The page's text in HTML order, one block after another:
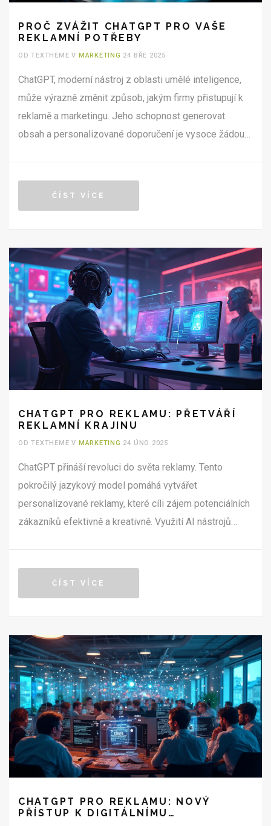
PROČ ZVÁŽIT CHATGPT PRO VAŠE
REKLAMNÍ POTŘEBY
OD TEXTHEME V MARKETING 24 BŘE 2025
ChatGPT, moderní nástroj z oblasti umělé inteligence,
může výrazně změnit způsob, jakým firmy přistupují k
reklamě a marketingu. Jeho schopnost generovat
obsah a personalizované doporučení je vysoce žádoucí
reklamní strategie. Přinese užitečné tipy a triky pro
ČÍST VÍCE
CHATGPT PRO REKLAMU: PŘETVÁŘÍ
REKLAMNÍ KRAJINU
OD TEXTHEME V MARKETING 24 ÚNO 2025
ChatGPT přináší revoluci do světa reklamy. Tento
pokročilý jazykový model pomáhá vytvářet
personalizované reklamy, které cíli zájem potenciálních
zákazníků efektivně a kreativně. Využití AI nástrojů
se zákazníky. Toto je nový způsob, jak oslovit publikum
ČÍST VÍCE
CHATGPT PRO REKLAMU: NOVÝ
PŘÍSTUP K DIGITÁLNÍMU